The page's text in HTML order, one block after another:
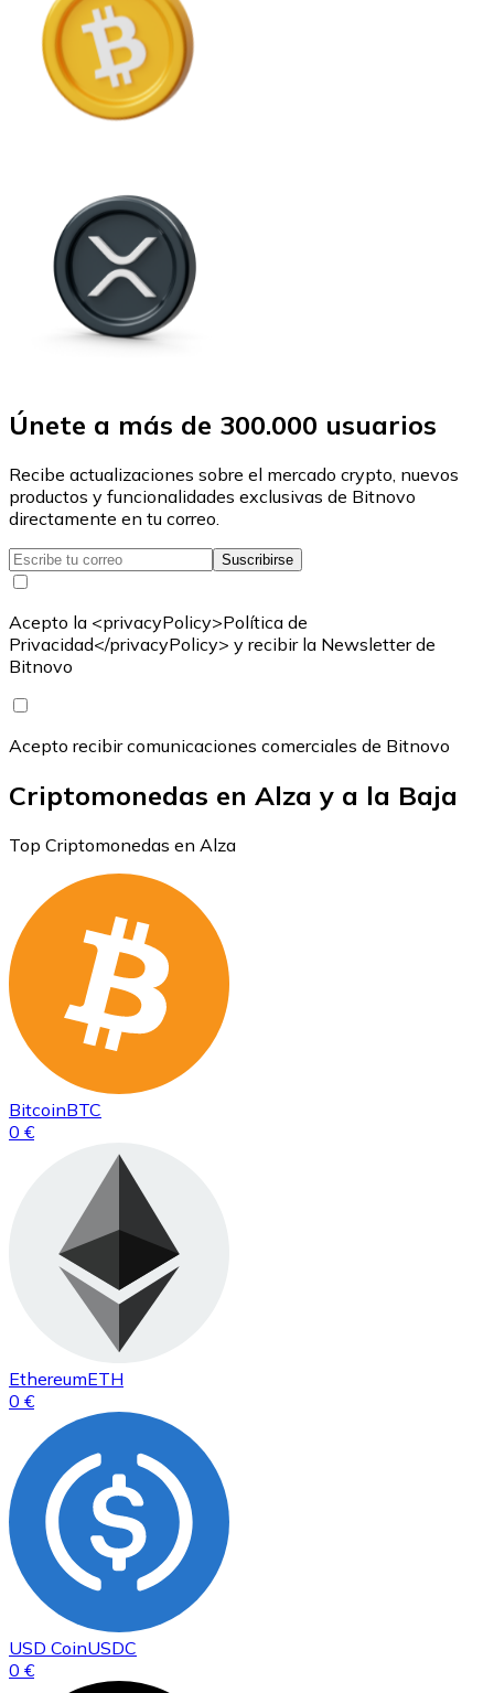
Únete a más de 300.000 usuarios
Recibe actualizaciones sobre el mercado crypto, nuevos
productos y funcionalidades exclusivas de Bitnovo
directamente en tu correo.
Suscribirse
Acepto la <privacyPolicy>Política de
Privacidad</privacyPolicy> y recibir la Newsletter de
Bitnovo
Acepto recibir comunicaciones comerciales de Bitnovo
Criptomonedas en Alza y a la Baja
Top Criptomonedas en Alza
BitcoinBTC
0 €
EthereumETH
0 €
USD CoinUSDC
0 €